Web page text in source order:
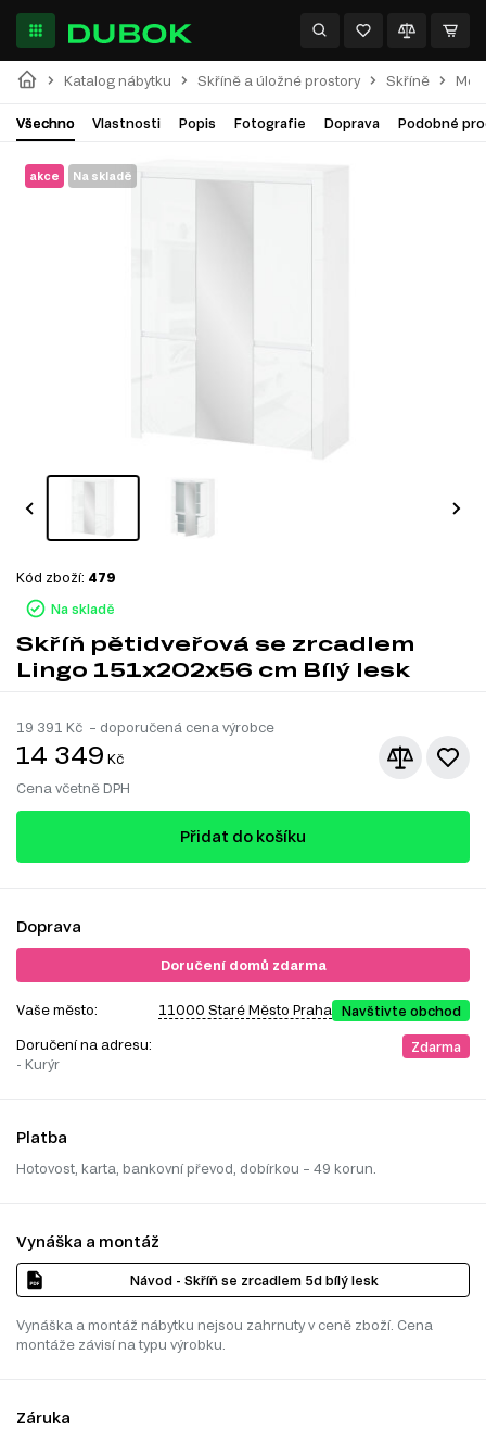
Katalog nábytku Skříně a úložné prostory Skříně
Všechno Vlastnosti Popis Fotografie Doprava Podobné
akce Na skladě
Na skladě
Kód zboží: 479
Skříň pětidveřová se zrcadlem
Lingo 151x202x56 cm Bílý lesk
19 391 Kč – doporučená cena výrobce
14 349 Kč
Cena včetně DPH
Přidat do košíku
Doprava
Doručení domů zdarma
Vaše město: 11000 Staré Město Praha Navštivte obchod
Doručení na adresu:
- Kurýr
Zdarma
Platba
Hotovost, karta, bankovní převod, dobírkou – 49 korun.
Vynáška a montáž
Návod - Skříň se zrcadlem 5d bílý lesk
Vynáška a montáž nábytku nejsou zahrnuty v ceně zboží. Cena
montáže závisí na typu výrobku.
Záruka